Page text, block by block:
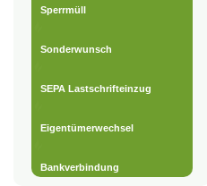
Sperrmüll
Sonderwunsch
SEPA Lastschrifteinzug
Eigentümerwechsel
Bankverbindung